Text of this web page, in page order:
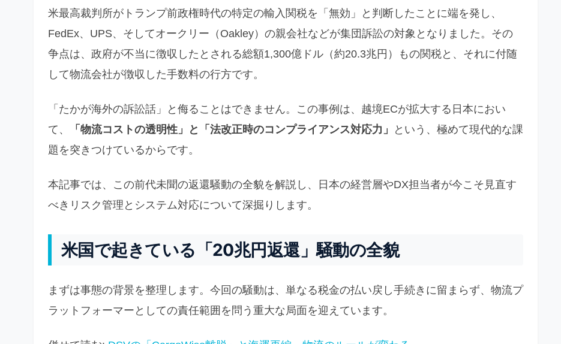
米最高裁判所がトランプ前政権時代の特定の輸入関税を「無効」と判断したことに端を発し、
FedEx、UPS、そしてオークリー（Oakley）の親会社などが集団訴訟の対象となりました。その
争点は、政府が不当に徴収したとされる総額1,300億ドル（約20.3兆円）もの関税と、それに付随
して物流会社が徴収した手数料の行方です。
「たかが海外の訴訟話」と侮ることはできません。この事例は、越境ECが拡大する日本におい
て、
「物流コストの透明性」と「法改正時のコンプライアンス対応力」
という、極めて現代的な課
題を突きつけているからです。
本記事では、この前代未聞の返還騒動の全貌を解説し、日本の経営層やDX担当者が今こそ見直す
べきリスク管理とシステム対応について深掘りします。
米国で起きている「20兆円返還」騒動の全貌
まずは事態の背景を整理します。今回の騒動は、単なる税金の払い戻し手続きに留まらず、物流プ
ラットフォーマーとしての責任範囲を問う重大な局面を迎えています。